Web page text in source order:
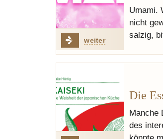
weiter
Umami.
nicht
salzig,
Die
Manche
des